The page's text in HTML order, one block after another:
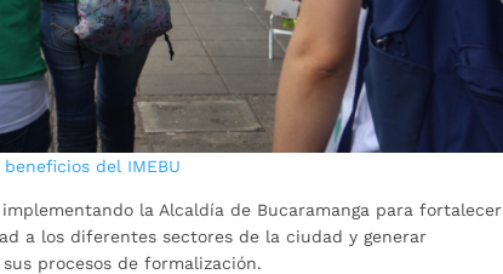
del IMEBU
la Alcaldía de Bucaramanga para fortalecer
a los diferentes sectores de la ciudad y generar
procesos de formalización.